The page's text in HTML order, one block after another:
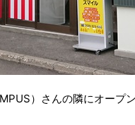
）さんの隣にオープ